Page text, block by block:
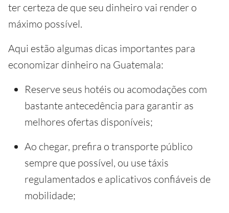
ter certeza de que seu dinheiro vai render o
máximo possível.
Aqui estão algumas dicas importantes para
economizar dinheiro na Guatemala:
Reserve seus hotéis ou acomodações com
bastante antecedência para garantir as
melhores ofertas disponíveis;
Ao chegar, prefira o transporte público
sempre que possível, ou use táxis
regulamentados e aplicativos confiáveis de
mobilidade;